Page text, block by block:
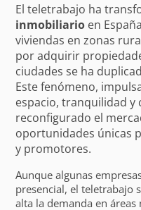
El teletrabajo ha
inmobiliario en
viviendas en zonas
por adquirir
ciudades se ha
Este fenómeno,
espacio, tranquilidad y
reconfigurado el
oportunidades únicas
y promotores.
Aunque algunas
presencial, el teletrabajo
alta la demanda en